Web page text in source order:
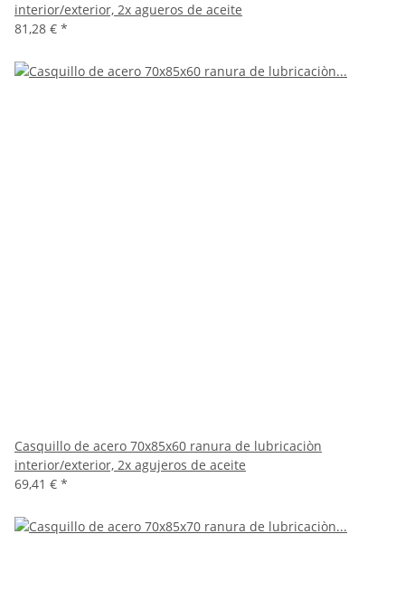
interior/exterior, 2x agueros de aceite
81,28 € *
Casquillo de acero 70x85x60 ranura de lubricaciòn
interior/exterior, 2x agujeros de aceite
69,41 € *